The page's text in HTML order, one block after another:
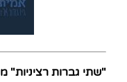
"שתי גברות רציניות"